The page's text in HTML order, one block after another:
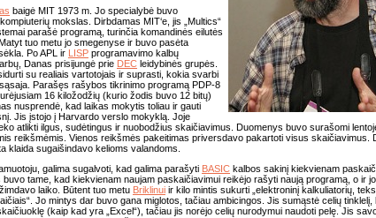
baigė MIT 1973 m. Jo specialybė buvo
mokslas. Dirbdamas MIT‘e, jis „Multics“
parašė programą, turinčia komandinės eilutės
tuo metu jo smegenyse ir buvo pasėta
Po APL ir LISP programavimo kalbų
Danas prisijungė prie DEC leidybinės grupės.
su realiais vartotojais ir suprasti, kokia svarbi
Parašęs rašybos tikrinimo programą PDP-8
16 kiložodžių (kurio žodis buvo 12 bitų)
nusprendė, kad laikas mokytis toliau ir gauti
Jis įstojo į Harvardo verslo mokyklą. Joje
atlikti ilgus, sudėtingus ir nuobodžius skaičiavimus. Duomenys buvo surašomi
reikšmėmis. Vienos reikšmės pakeitimas priversdavo pakartoti visus skaičiavimus.
klaida sugaišindavo kelioms valandoms.
galima sugalvoti, kad galima parašyti BASIC kalbos sakinį kiekvienam
buvo tame, kad kiekvienam naujam paskaičiavimui reikėjo rašyti naują programą, o ir
laiko. Būtent tuo metu Briklinui ir kilo mintis sukurti „elektroninį kalkuliatorių,
Jo mintys dar buvo gana miglotos, tačiau ambicingos. Jis sumąstė celių tinklelį,
(kaip kad yra „Excel“), tačiau jis norėjo celių nurodymui naudoti pelę. Jis